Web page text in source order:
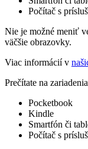
Počítač s
Nie je možné meniť
väčšie obrazovky.
Viac informácií v
Prečítate na
Pocketbook
Kindle
Smartfón či
Počítač s